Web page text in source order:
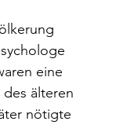
eine
älteren
nötigte